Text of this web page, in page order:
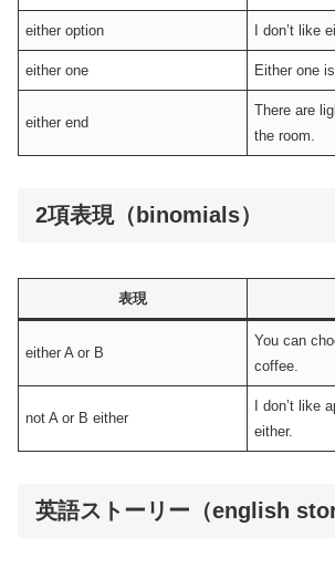
either option I don’t like
either one Either one
either end
There are
the room.
2項表現（binomials）
表現
either A or B
You can
coffee.
not A or B either
I don’t like
either.
英語ストーリー（english